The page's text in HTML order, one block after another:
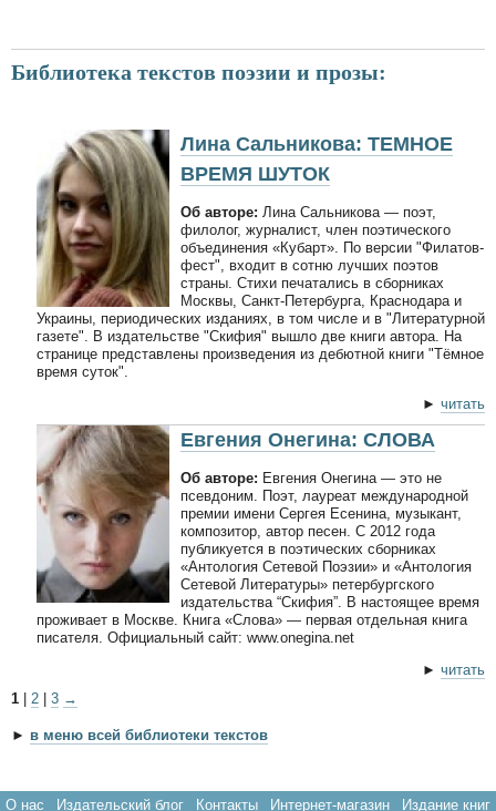
Библиотека текстов поэзии и прозы:
Лина Сальникова: ТЕМНОЕ
ВРЕМЯ ШУТОК
Об авторе: Лина Сальникова — поэт,
филолог, журналист, член поэтического
объединения «Кубарт». По версии "Филатов-
фест", входит в сотню лучших поэтов
страны. Стихи печатались в сборниках
Москвы, Санкт-Петербурга, Краснодара и
Украины, периодических изданиях, в том числе и в "Литературной
газете". В издательстве "Скифия" вышло две книги автора. На
странице представлены произведения из дебютной книги "Тёмное
время суток".
► читать
Евгения Онегина: СЛОВА
Об авторе: Евгения Онегина — это не
псевдоним. Поэт, лауреат международной
премии имени Сергея Есенина, музыкант,
композитор, автор песен. С 2012 года
публикуется в поэтических сборниках
«Антология Сетевой Поэзии» и «Антология
Сетевой Литературы» петербургского
издательства “Скифия”. В настоящее время
проживает в Москве. Книга «Слова» — первая отдельная книга
писателя. Официальный сайт: www.onegina.net
► читать
1 | 2 | 3 →
► в меню всей библиотеки текстов
О нас Издательский блог Контакты Интернет-магазин Издание книг